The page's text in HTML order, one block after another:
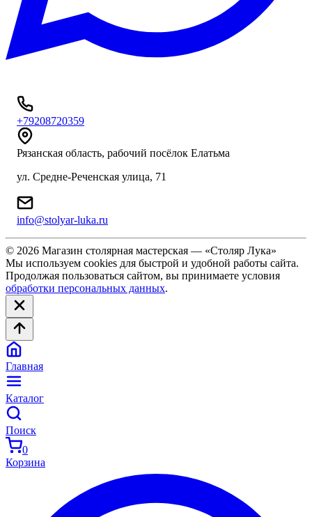
+79208720359
Рязанская область, рабочий посёлок Елатьма
ул. Средне-Реченская улица, 71
info@stolyar-luka.ru
© 2026 Магазин столярная мастерская — «Столяр Лука»
Мы используем cookies для быстрой и удобной работы сайта.
Продолжая пользоваться сайтом, вы принимаете условия
обработки персональных данных.
Главная
Каталог
Поиск
0
Корзина